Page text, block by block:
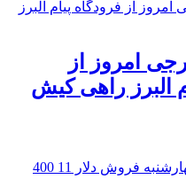
امروز از
البرز راهی کیش